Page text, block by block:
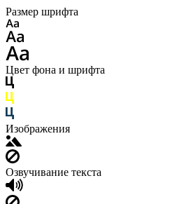
Размер шрифта
Цвет фона и шрифта
Изображения
Озвучивание текста